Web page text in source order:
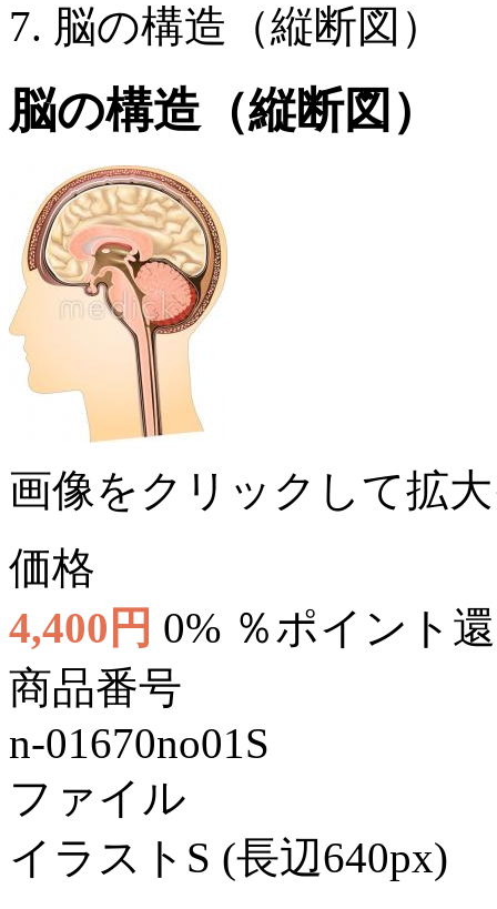
脳の構造（縦断図）
脳の構造（縦断図）
画像をクリックして拡
価格
4,400円 0% ％ポイント
商品番号
n-01670no01S
ファイル
イラストS (長辺640px)